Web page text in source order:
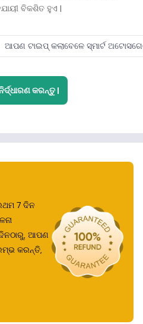
ବିକଶିତ ହୁଏ |
ଆପଣ ଟାଇପ୍ କଲାବେଳେ ସ୍ମାର୍ଟ
କରନ୍ତୁ |
7 ଦିନ
ଆପଣ
କରନ୍ତି,